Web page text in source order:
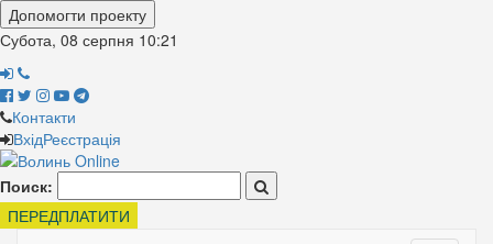
Допомогти проекту
Субота, 08 серпня 10:21
Контакти
ВхідРеєстрація
Поиск:
ПЕРЕДПЛАТИТИ